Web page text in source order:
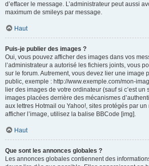
d’effacer le message. L’administrateur peut aussi
maximum de smileys par message.
Haut
Puis-je publier des images ?
Oui, vous pouvez afficher des images dans vos
l’administrateur a autorisé les fichiers joints, vous
sur le forum. Autrement, vous devez lier une image
public, exemple : http://www.exemple.com/mon-
lier des images de votre ordinateur (sauf si c’est
images placées derrière des mécanismes
aux lettres Hotmail ou Yahoo!, sites protégés par
afficher l’image, utilisez la balise BBCode [img].
Haut
Que sont les annonces globales ?
Les annonces globales contiennent des